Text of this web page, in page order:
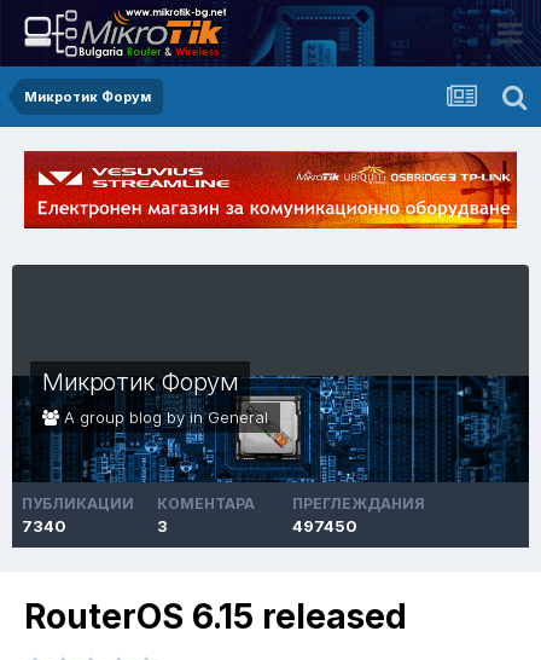
Микротик Форум
Микротик Форум
A group blog by inGeneral
ПУБЛИКАЦИИ
7340
КОМЕНТАРА
3
ПРЕГЛЕЖДАНИЯ
497450
RouterOS 6.15 released